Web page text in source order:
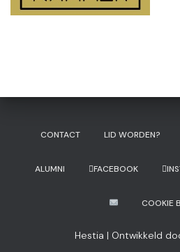
CONTACT LID WORDEN?
ALUMNI FACEBOOK
COOKIE
Hestia | Ontwikkeld